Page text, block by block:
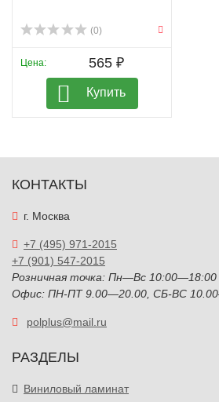
(0)
Цена: 565 ₽
Купить
КОНТАКТЫ
г. Москва
+7 (495) 971-2015
+7 (901) 547-2015
Розничная точка: Пн—Вс 10:00—18:00
Офис: ПН-ПТ 9.00—20.00, СБ-ВС
polplus@mail.ru
РАЗДЕЛЫ
Виниловый ламинат